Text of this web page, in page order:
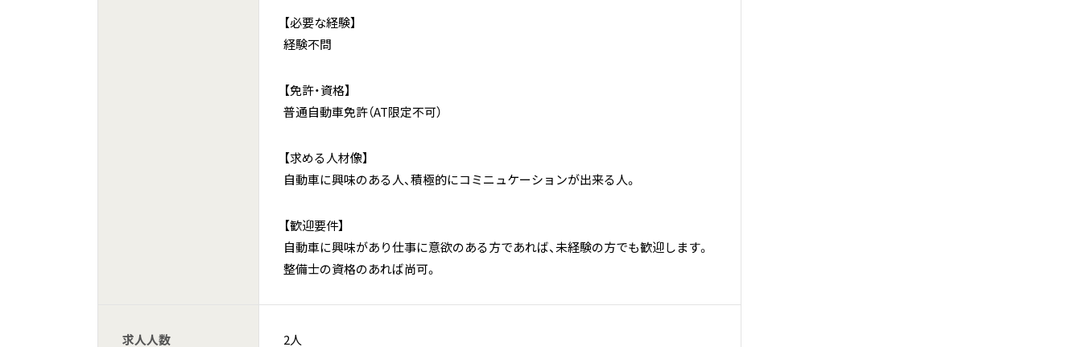
【必要な経験】
経験不問
【免許・資格】
普通自動車免許（AT限定不可）
【求める人材像】
自動車に興味のある人、積極的にコミニュケーションが出来る人。
【歓迎要件】
自動車に興味があり仕事に意欲のある方であれば、未経験の方でも歓迎します。
整備士の資格のあれば尚可。
求人人数 2人